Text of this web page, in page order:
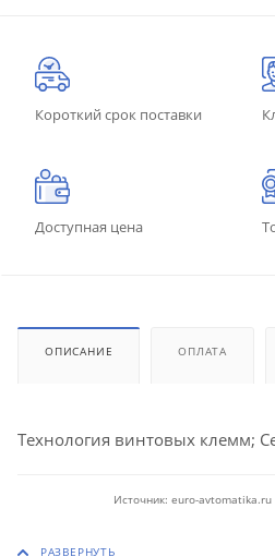
Короткий срок поставки
Доступная цена
ОПИСАНИЕ ОПЛАТА
Технология винтовых клемм;
Источник: euro-